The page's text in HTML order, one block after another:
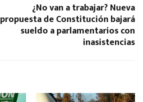
¿No van a trabajar? Nueva
propuesta de Constitución bajará
sueldo a parlamentarios con
inasistencias